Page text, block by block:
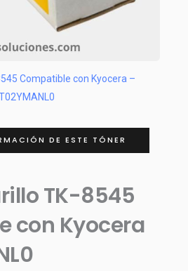
Compatible con Kyocera –
DE ESTE TÓNER
TK-8545
con Kyocera